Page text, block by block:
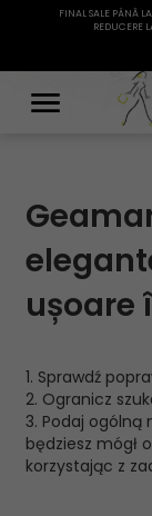
FINAL SALE PÂNĂ
REDUCERE
ușoare
1. Sprawdź
2. Ogranicz
3. Podaj ogólną
będziesz mógł
korzystając z